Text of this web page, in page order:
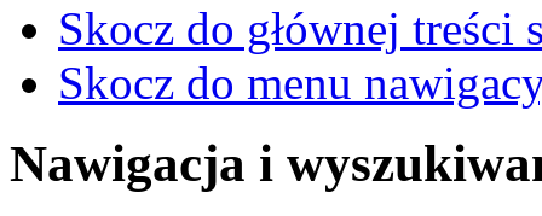
Skocz do głównej treści
Skocz do menu
Nawigacja i